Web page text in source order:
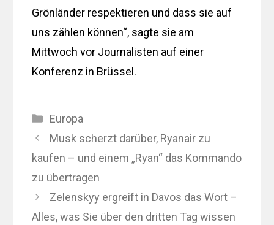
Grönländer respektieren und dass sie auf
uns zählen können“, sagte sie am
Mittwoch vor Journalisten auf einer
Konferenz in Brüssel.
Kategorien
Europa
Musk scherzt darüber, Ryanair zu
kaufen – und einem „Ryan“ das Kommando
zu übertragen
Zelenskyy ergreift in Davos das Wort –
Alles, was Sie über den dritten Tag wissen